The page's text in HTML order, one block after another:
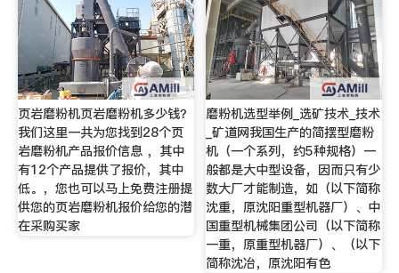
页岩磨粉机页岩磨粉机多少钱？
我们这里一共为您找到28个页
岩磨粉机产品报价信息 ，其中
有12个产品提供了报价，其中
低。，您也可以马上免费注册提
供您的页岩磨粉机报价给您的潜
在采购买家
磨粉机选型举例_选矿技术_技术
_矿道网我国生产的简摆型磨粉
机（一个系列，约5种规格）一
般都是大中型设备，因而只有少
数大厂才能制造，如（以下简称
沈重，原沈阳重型机器厂）、中
国重型机械集团公司（以下简称
一重，原重型机器厂）、（以下
简称沈冶，原沈阳有色